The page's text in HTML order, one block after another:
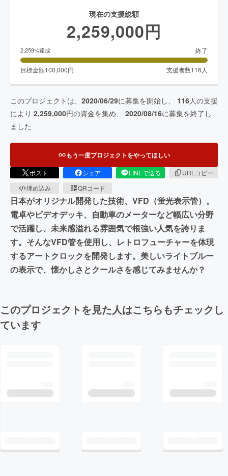
現在の支援総額
2,259,000円
2,259%達成 終了
目標金額100,000円 支援者数116 人
このプロジェクトは、 2020/06/29に募集を開始し、 116人の支援
により 2,259,000円の資金を集め、 2020/08/16に募集を終了し
ました
もう一度プロジェクトをやってほしい
ポスト シェア LINEで送る
URLコピー
埋め込み
QRコード
日本がオリジナル開発した技術、VFD（蛍光表示管）。
電卓やビデオデッキ、自動車のメーターなど幅広い分野
で活躍し、未来感溢れる雰囲気で根強い人気を誇りま
す。そんなVFD管を使用し、レトロフューチャーを体現
するアートクロックを開発します。美しいライトブルー
の表示で、懐かしさとクールさを感じてみませんか？
このプロジェクトを見た人はこちらもチェックし
ています